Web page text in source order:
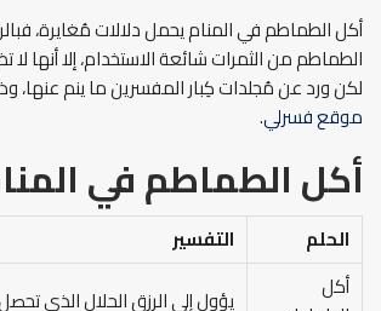
أكل الطماطم في المنام يحمل دلالات مُغايرة،
الطماطم من الثمرات شائعة الاستخدام، إلا أنها لا
لكن ورد عن مُجلدات كِبار المفسرين ما ينم عنها،
موقع فسرلي.
أكل الطماطم في
الحلم
التفسير
أكل
يؤول إلى الرزق الحلال الذي